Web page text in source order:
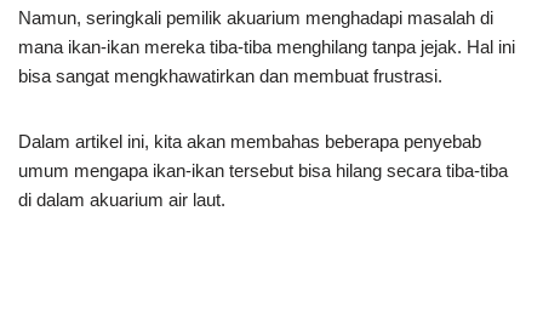
Namun, seringkali pemilik akuarium menghadapi masalah di
mana ikan-ikan mereka tiba-tiba menghilang tanpa jejak. Hal ini
bisa sangat mengkhawatirkan dan membuat frustrasi.
Dalam artikel ini, kita akan membahas beberapa penyebab
umum mengapa ikan-ikan tersebut bisa hilang secara tiba-tiba
di dalam akuarium air laut.